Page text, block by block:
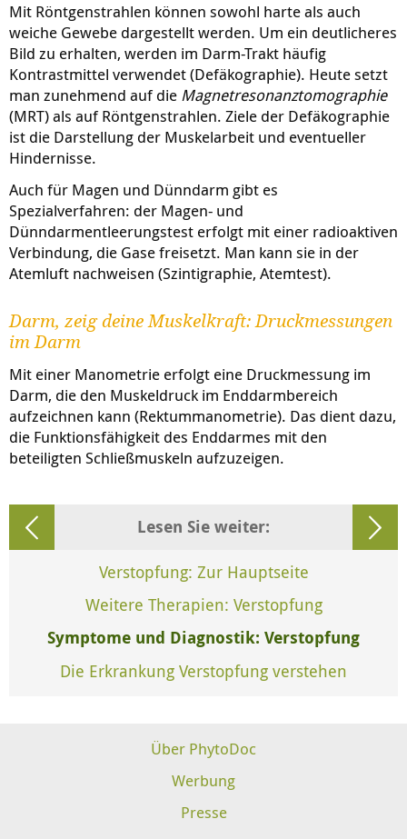
Mit Röntgenstrahlen können sowohl harte als auch
weiche Gewebe dargestellt werden. Um ein deutlicheres
Bild zu erhalten, werden im Darm-Trakt häufig
Kontrastmittel verwendet (Defäkographie). Heute setzt
man zunehmend auf die Magnetresonanztomographie
(MRT) als auf Röntgenstrahlen. Ziele der Defäkographie
ist die Darstellung der Muskelarbeit und eventueller
Hindernisse.
Auch für Magen und Dünndarm gibt es
Spezialverfahren: der Magen- und
Dünndarmentleerungstest erfolgt mit einer radioaktiven
Verbindung, die Gase freisetzt. Man kann sie in der
Atemluft nachweisen (Szintigraphie, Atemtest).
Darm, zeig deine Muskelkraft: Druckmessungen
im Darm
Mit einer Manometrie erfolgt eine Druckmessung im
Darm, die den Muskeldruck im Enddarmbereich
aufzeichnen kann (Rektummanometrie). Das dient dazu,
die Funktionsfähigkeit des Enddarmes mit den
beteiligten Schließmuskeln aufzuzeigen.
Lesen Sie weiter:
Verstopfung: Zur Hauptseite
Weitere Therapien: Verstopfung
Symptome und Diagnostik: Verstopfung
Die Erkrankung Verstopfung verstehen
Über PhytoDoc
Werbung
Presse